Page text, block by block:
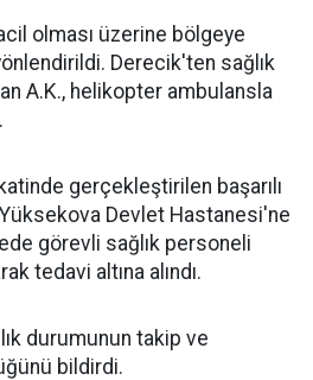
olması üzerine bölgeye
Derecik'ten sağlık
A.K., helikopter ambulansla
gerçekleştirilen başarılı
Devlet Hastanesi'ne
görevli sağlık personeli
tedavi altına alındı.
durumunun takip ve
bildirdi.